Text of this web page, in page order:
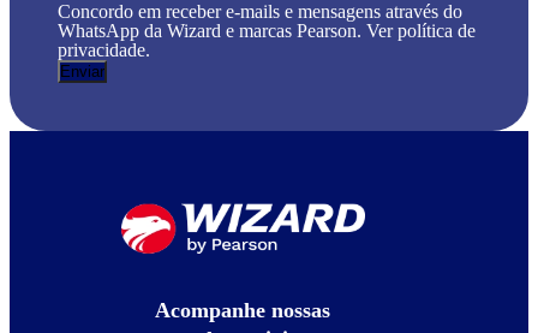
Concordo em receber e-mails e mensagens através do
WhatsApp da Wizard e marcas Pearson. Ver política de
privacidade.
Acompanhe nossas